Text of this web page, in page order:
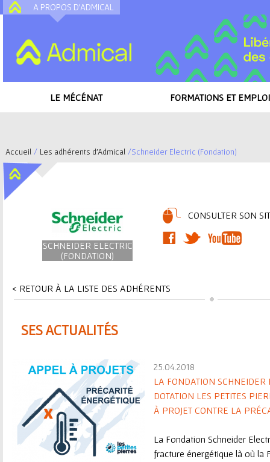
A PROPOS D'ADMICAL
LE MÉCÉNAT FORMATIONS ET
V
o
Accueil / Les adhérents d'Admical /Schneider Electric (Fondation)
SCHNEIDER ELECTRIC
(FONDATION)
CONSULTER SON
< RETOUR À LA LISTE DES ADHÉRENTS
SES ACTUALITÉS
25.04.2018
LA FONDATION SCHNEIDER
DOTATION LES PETITES
À PROJET CONTRE LA
La Fondation Schneider
fracture énergétique là où la